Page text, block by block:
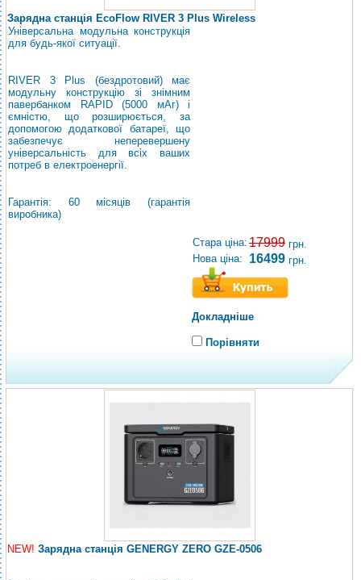
Зарядна станція EcoFlow RIVER 3 Plus Wireless
Універсальна модульна конструкція
для будь-якої ситуації.
RIVER 3 Plus (бездротовий) має
модульну конструкцію зі знімним
павербанком RAPID (5000 мАг) і
ємністю, що розширюється, за
допомогою додаткової батареї, що
забезпечує неперевершену
універсальність для всіх ваших
потреб в електроенергії.
Гарантія: 60 місяців (гарантія
виробника)
Стара ціна: 17999 грн.
Нова ціна:
16499 грн.
Докладніше
Порівняти
NEW! Зарядна станція GENERGY ZERO GZE-0506